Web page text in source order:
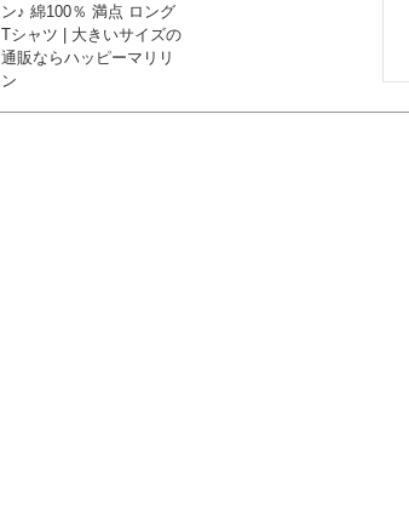
ン♪ 綿100％ 満点 ロング
Tシャツ | 大きいサイズの
通販ならハッピーマリリ
ン